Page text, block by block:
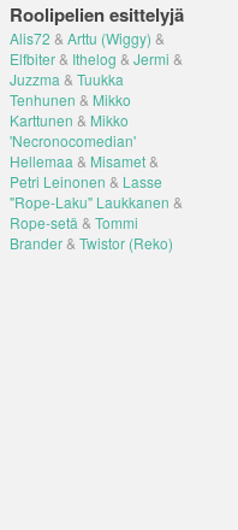
Roolipelien esittelyjä
Alis72 & Arttu (Wiggy) &
Elfbiter & Ithelog & Jermi &
Juzzma & Tuukka
Tenhunen & Mikko
Karttunen & Mikko
'Necronocomedian'
Hellemaa & Misamet &
Petri Leinonen & Lasse
"Rope-Laku" Laukkanen &
Rope-setä & Tommi
Brander & Twistor (Reko)